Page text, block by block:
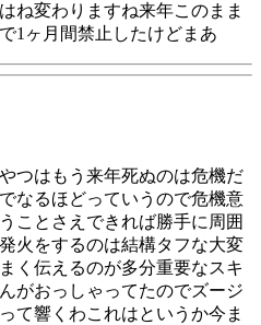
ね変わりますね来年このまま
1ヶ月間禁止したけどまあ
つはもう来年死ぬのは危機だ
なるほどっていうので危機意
ことさえできれば勝手に周囲
火をするのは結構タフな大変
く伝えるのが多分重要なスキ
がおっしゃってたのでズージ
て響くわこれはというか今ま